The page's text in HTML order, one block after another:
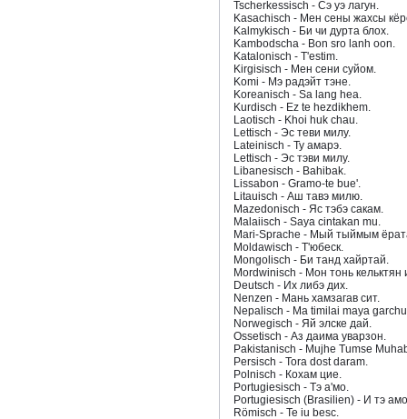
Tscherkessisch - Сэ уэ лагун.
Kasachisch - Мен сены жахсы
Kalmykisch - Би чи дурта блох.
Kambodscha - Bon sro lanh oon.
Katalonisch - T'estim.
Kirgisisch - Мен сени суйом.
Komi - Мэ радэйт тэне.
Koreanisch - Sa lang hea.
Kurdisch - Ez te hezdikhem.
Laotisch - Khoi huk chau.
Lettisch - Эс теви милу.
Lateinisch - Ту амарэ.
Lettisch - Эс тэви милу.
Libanesisch - Bahibak.
Lissabon - Gramo-te bue'.
Litauisch - Аш тавэ милю.
Mazedonisch - Яс тэбэ сакам.
Malaiisch - Saya cintakan mu.
Mari-Sprache - Мый тыймым
Moldawisch - Т'юбеск.
Mongolisch - Би танд хайртай.
Mordwinisch - Мон тонь кельктян
Deutsch - Их либэ дих.
Nenzen - Мань хамзагав сит.
Nepalisch - Ma timilai maya
Norwegisch - Яй элске дай.
Ossetisch - Аз даима уварзон.
Pakistanisch - Mujhe Tumse
Persisch - Tora dost daram.
Polnisch - Кохам цие.
Portugiesisch - Тэ а'мо.
Portugiesisch (Brasilien) - И тэ
Römisch - Te iu besc.